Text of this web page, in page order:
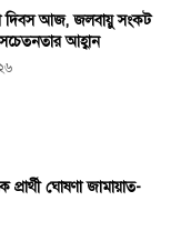
দিবস আজ, জলবায়ু সংকট
আহ্বান
প্রার্থী ঘোষণা জামায়াত-